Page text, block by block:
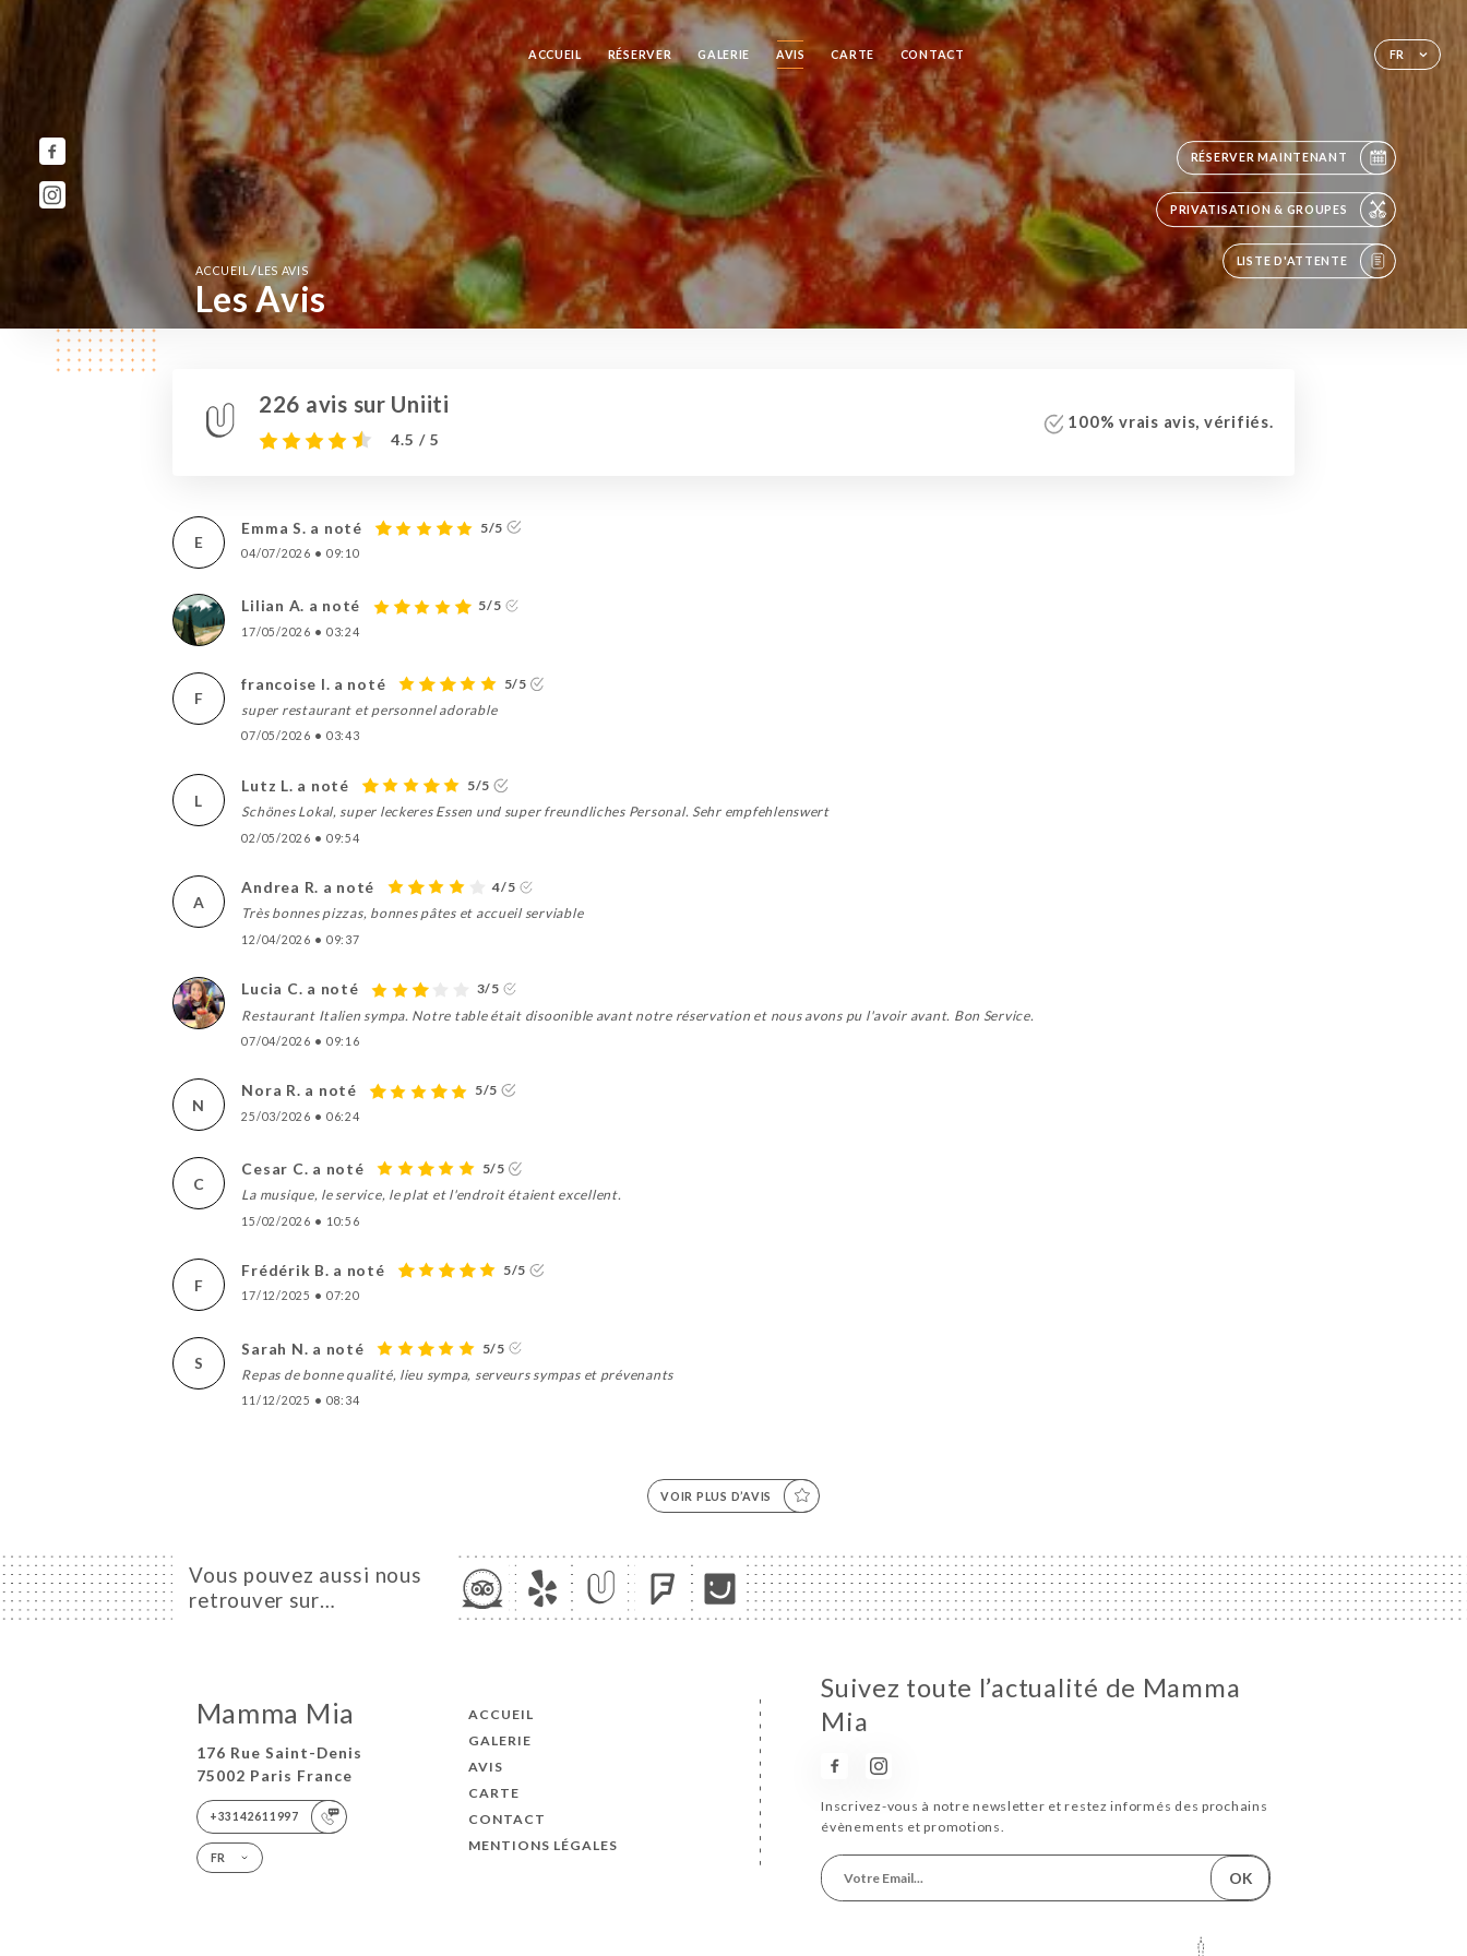
FR
ACCUEIL RÉSERVER GALERIE AVIS CARTE CONTACT
RÉSERVER MAINTENANT
PRIVATISATION & GROUPES
LISTE D'ATTENTE
ACCUEIL/ LES AVIS
Les Avis
226 avis sur Uniiti
4.5 / 5
100% vrais avis, vérifiés.
E
Emma S. a noté 5/5
04/07/2026 • 09:10
Lilian A. a noté 5/5
17/05/2026 • 03:24
F
francoise l. a noté
5/5
super restaurant et personnel adorable
07/05/2026 • 03:43
L
Lutz L. a noté
5/5
Schönes Lokal, super leckeres Essen und super freundliches Personal. Sehr empfehlenswert
02/05/2026 • 09:54
A
Andrea R. a noté
4/5
Très bonnes pizzas, bonnes pâtes et accueil serviable
12/04/2026 • 09:37
Lucia C. a noté
3/5
Restaurant Italien sympa. Notre table était disoonible avant notre réservation et nous avons pu l'avoir avant. Bon Service.
07/04/2026 • 09:16
N
Nora R. a noté 5/5
25/03/2026 • 06:24
C
Cesar C. a noté
5/5
La musique, le service, le plat et l'endroit étaient excellent.
15/02/2026 • 10:56
F
Frédérik B. a noté 5/5
17/12/2025 • 07:20
S
Sarah N. a noté
5/5
Repas de bonne qualité, lieu sympa, serveurs sympas et prévenants
11/12/2025 • 08:34
VOIR PLUS D’AVIS
Vous pouvez aussi nous
retrouver sur…
Mamma Mia
176 Rue Saint-Denis
75002 Paris France
+33142611997
FR
ACCUEIL
GALERIE
AVIS
CARTE
CONTACT
MENTIONS LÉGALES
Suivez toute l’actualité de Mamma
Mia
Inscrivez-vous à notre newsletter et restez informés des prochains
évènements et promotions.
OK